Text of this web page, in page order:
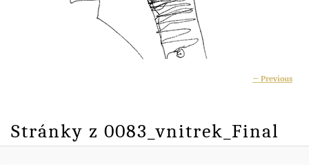
← Previous
Stránky z 0083_vnitrek_Final